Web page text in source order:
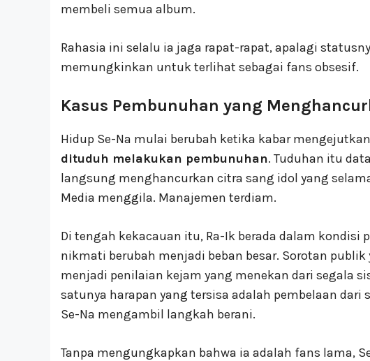
membeli semua album.
Rahasia ini selalu ia jaga rapat-rapat, apalagi
memungkinkan untuk terlihat sebagai fans obsesif.
Kasus Pembunuhan yang
Hidup Se-Na mulai berubah ketika kabar
dituduh melakukan pembunuhan. Tuduhan itu
langsung menghancurkan citra sang idol yang
Media menggila. Manajemen terdiam.
Di tengah kekacauan itu, Ra-Ik berada dalam kondisi
nikmati berubah menjadi beban besar. Sorotan
menjadi penilaian kejam yang menekan dari segala
satunya harapan yang tersisa adalah pembelaan dari
Se-Na mengambil langkah berani.
Tanpa mengungkapkan bahwa ia adalah fans lama,